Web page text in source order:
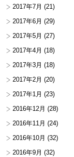
2017年7月 (21)
2017年6月 (29)
2017年5月 (27)
2017年4月 (18)
2017年3月 (18)
2017年2月 (20)
2017年1月 (23)
2016年12月 (28)
2016年11月 (24)
2016年10月 (32)
2016年9月 (32)